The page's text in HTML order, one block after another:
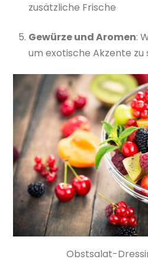
zusätzliche Frische
Gewürze und Aromen:
um exotische Akzente zu
Obstsalat-